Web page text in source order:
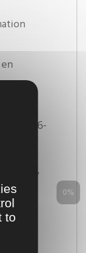
9606-
1, -2,
0%
to